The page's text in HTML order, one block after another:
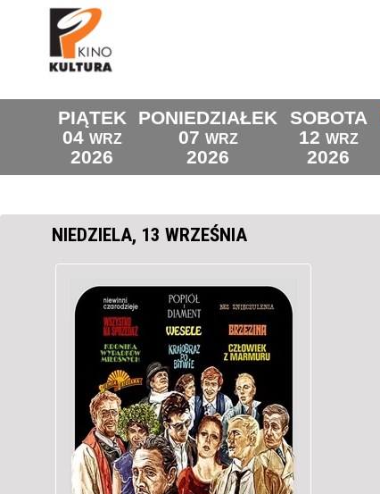
PIĄTEK
04 WRZ
2026
PONIEDZIAŁEK
07 WRZ
2026
SOBOTA
12 WRZ
2026
NIEDZIELA, 13 WRZEŚNIA